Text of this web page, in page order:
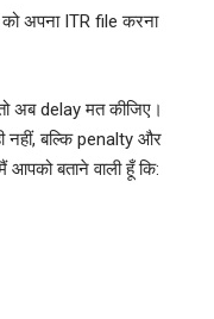
अपना ITR file करना
अब delay मत कीजिए।
नहीं, बल्कि penalty और
बताने वाली हूँ कि: